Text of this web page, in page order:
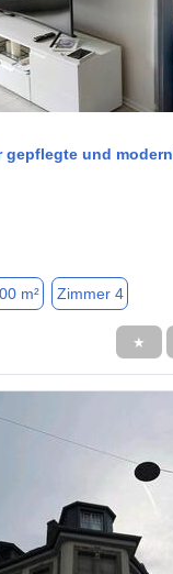
gepflegte und
m² Zimmer 4
★